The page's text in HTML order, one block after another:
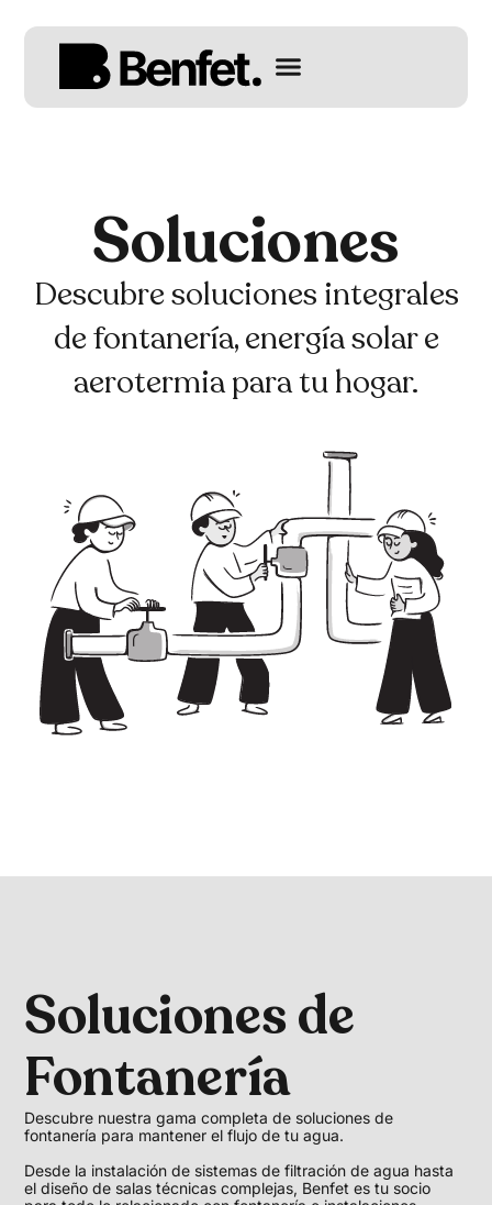
Soluciones
Descubre soluciones integrales
de fontanería, energía solar e
aerotermia para tu hogar.
Soluciones de
Fontanería
Descubre nuestra gama completa de soluciones de
fontanería para mantener el flujo de tu agua.
Desde la instalación de sistemas de filtración de agua hasta
el diseño de salas técnicas complejas, Benfet es tu socio